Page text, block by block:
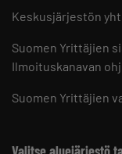
Keskusjärjestön
Suomen Yrittäjien
Ilmoituskanavan
Suomen Yrittäjien